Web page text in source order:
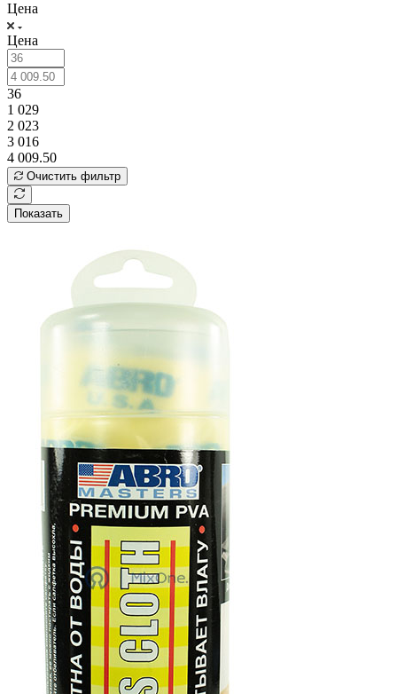
Цена
Цена
36
1 029
2 023
3 016
4 009.50
Очистить фильтр
Показать